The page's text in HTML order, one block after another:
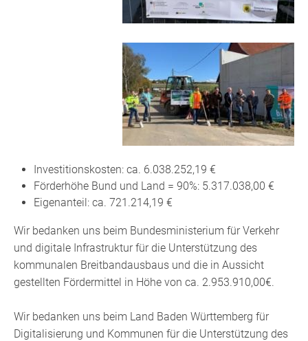
Investitionskosten: ca. 6.038.252,19 €
Förderhöhe Bund und Land = 90%: 5.317.038,00 €
Eigenanteil: ca. 721.214,19 €
Wir bedanken uns beim Bundesministerium für Verkehr
und digitale Infrastruktur für die Unterstützung des
kommunalen Breitbandausbaus und die in Aussicht
gestellten Fördermittel in Höhe von ca. 2.953.910,00€.
Wir bedanken uns beim Land Baden Württemberg für
Digitalisierung und Kommunen für die Unterstützung des